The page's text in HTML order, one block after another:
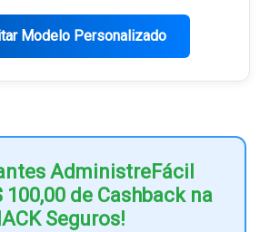
Modelo Personalizado
AdministreFácil
100,00 de Cashback na
Seguros!